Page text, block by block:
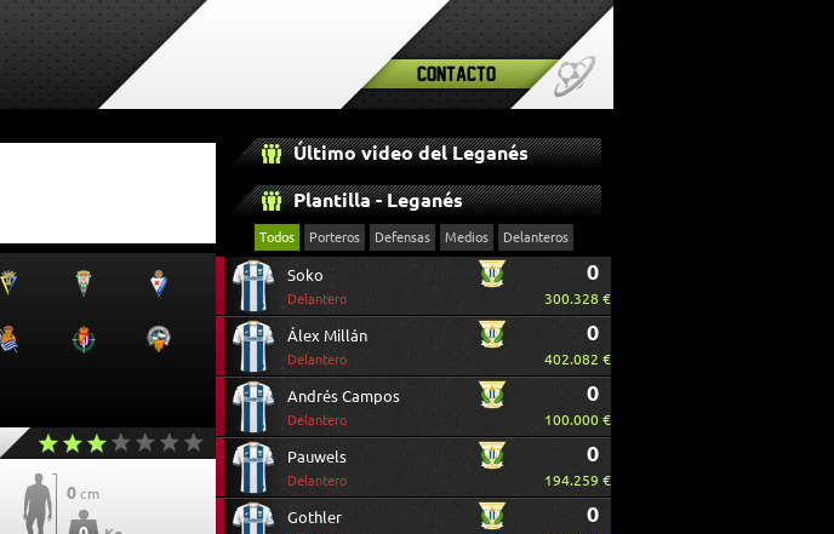
Contacto
0 cm
Último video del Leganés
Plantilla - Leganés
Todos Porteros Defensas Medios Delanteros
Soko
Delantero
0
300.328 €
Álex Millán
Delantero
0
402.082 €
Andrés Campos
Delantero
0
100.000 €
Pauwels
Delantero
0
194.259 €
Gothler 0